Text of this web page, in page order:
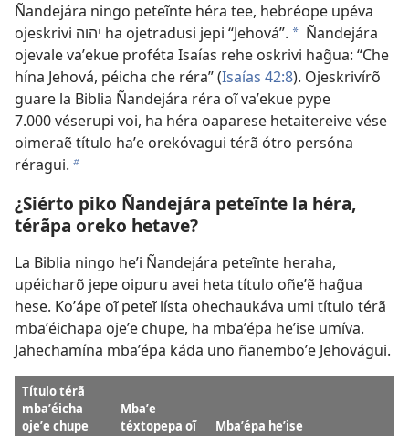
Ñandejára ningo peteĩnte héra tee, hebréope upéva
ojeskrivi יהוה ha ojetradusi jepi “Jehová”. a Ñandejára
ojevale vaʼekue proféta Isaías rehe oskrivi hag̃ua: “Che
hína Jehová, péicha che réra” (Isaías 42:8). Ojeskrivírõ
guare la Biblia Ñandejára réra oĩ vaʼekue pype
7.000 véserupi voi, ha héra oaparese hetaitereive vése
oimeraẽ título haʼe orekóvagui térã ótro persóna
réragui. b
¿Siérto piko Ñandejára peteĩnte la héra,
térãpa oreko hetave?
La Biblia ningo heʼi Ñandejára peteĩnte heraha,
upéicharõ jepe oipuru avei heta título oñeʼẽ hag̃ua
hese. Koʼápe oĩ peteĩ lísta ohechaukáva umi título térã
mbaʼéichapa ojeʼe chupe, ha mbaʼépa heʼise umíva.
Jahechamína mbaʼépa káda uno ñanemboʼe Jehovágui.
Título térã
mbaʼéicha
ojeʼe chupe
Mbaʼe
téxtopepa oĩ
Mbaʼépa heʼise